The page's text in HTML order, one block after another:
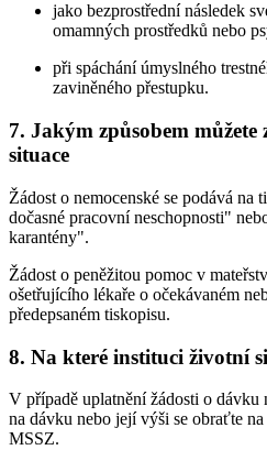
jako bezprostřední následek
omamných prostředků nebo
při spáchání úmyslného
zaviněného přestupku.
7. Jakým způsobem
situace
Žádost o nemocenské se podává
dočasné pracovní neschopnosti"
karantény".
Žádost o peněžitou pomoc v
ošetřujícího lékaře o očekávaném
předepsaném tiskopisu.
8. Na které instituci životní
V případě uplatnění žádosti o dávku
na dávku nebo její výši se obraťte
MSSZ.